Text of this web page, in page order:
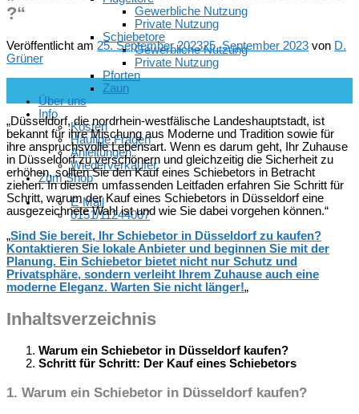
Gewerbliche Nutzung
Private Nutzung
Schiebetore
Gewerbliche Nutzung
Private Nutzung
Pforten
Zaun
Über uns
Info
Kosten
Häufige Fragen
Anleitungen
Wiederverkäufer
Zum Shop
E-Mail
0151/11244007
?“
Veröffentlicht am 25. September 202325. September 2023 von D.
Grüner
„Düsseldorf, die nordrhein-westfälische Landeshauptstadt, ist
bekannt für ihre Mischung aus Moderne und Tradition sowie für
ihre anspruchsvolle Lebensart. Wenn es darum geht, Ihr Zuhause
in Düsseldorf zu verschönern und gleichzeitig die Sicherheit zu
erhöhen, sollten Sie den Kauf eines Schiebetors in Betracht
ziehen. In diesem umfassenden Leitfaden erfahren Sie Schritt für
Schritt, warum der Kauf eines Schiebetors in Düsseldorf eine
ausgezeichnete Wahl ist und wie Sie dabei vorgehen können.“
„Sind Sie bereit, Ihr Schiebetor in Düsseldorf zu kaufen?
Kontaktieren Sie lokale Anbieter und beginnen Sie mit der
Planung. Ein Schiebetor bietet nicht nur Schutz und
Privatsphäre, sondern verleiht Ihrem Zuhause auch eine
moderne Eleganz. Warten Sie nicht länger!„
Inhaltsverzeichnis
Warum ein Schiebetor in Düsseldorf kaufen?
Schritt für Schritt: Der Kauf eines Schiebetors
1. Warum ein Schiebetor in Düsseldorf kaufen?